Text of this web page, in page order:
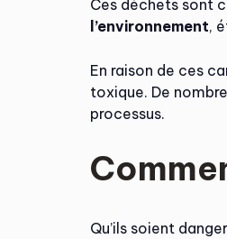
Ces déchets sont
l’environnement,
En raison de ces
toxique. De
processus.
Qu’ils soient